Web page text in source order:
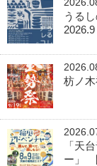
うる
枋ノ
「天
ー」